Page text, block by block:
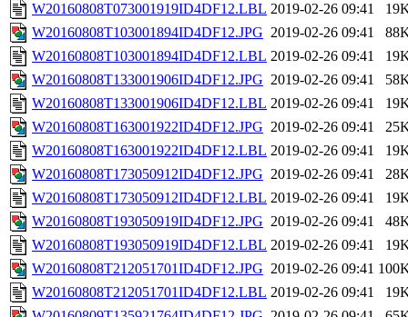
W20160808T073001919ID4DF12.LBL 2019-02-26 09:41
W20160808T103001894ID4DF12.JPG 2019-02-26 09:41
W20160808T103001894ID4DF12.LBL 2019-02-26 09:41
W20160808T133001906ID4DF12.JPG 2019-02-26 09:41
W20160808T133001906ID4DF12.LBL 2019-02-26 09:41
W20160808T163001922ID4DF12.JPG 2019-02-26 09:41
W20160808T163001922ID4DF12.LBL 2019-02-26 09:41
W20160808T173050912ID4DF12.JPG 2019-02-26 09:41
W20160808T173050912ID4DF12.LBL 2019-02-26 09:41
W20160808T193050919ID4DF12.JPG 2019-02-26 09:41
W20160808T193050919ID4DF12.LBL 2019-02-26 09:41
W20160808T212051701ID4DF12.JPG 2019-02-26 09:41
W20160808T212051701ID4DF12.LBL 2019-02-26 09:41